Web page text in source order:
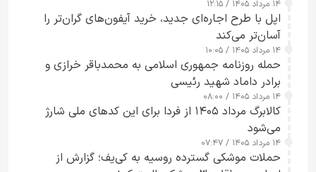
۱۴ مرداد ۱۴۰۵ / ۱۲:۱۵
اپل با طرح اجاره‌ای جدید، خرید آیفون‌های گران‌تر را
آسان‌تر می‌کند
۱۴ مرداد ۱۴۰۵ / ۱۰:۰۵
حمله روزنامه جمهوری اسلامی به محمدباقر خرازی و
برادر داماد شهید رئیسی
۱۴ مرداد ۱۴۰۵ / ۰۸:۰۰
کالابرگ مرداد ۱۴۰۵ از فردا برای این کدهای ملی شارژ
می‌شود
۱۴ مرداد ۱۴۰۵ / ۰۷:۴۷
حملات موشکی گسترده روسیه به کی‌یف؛ گزارش از